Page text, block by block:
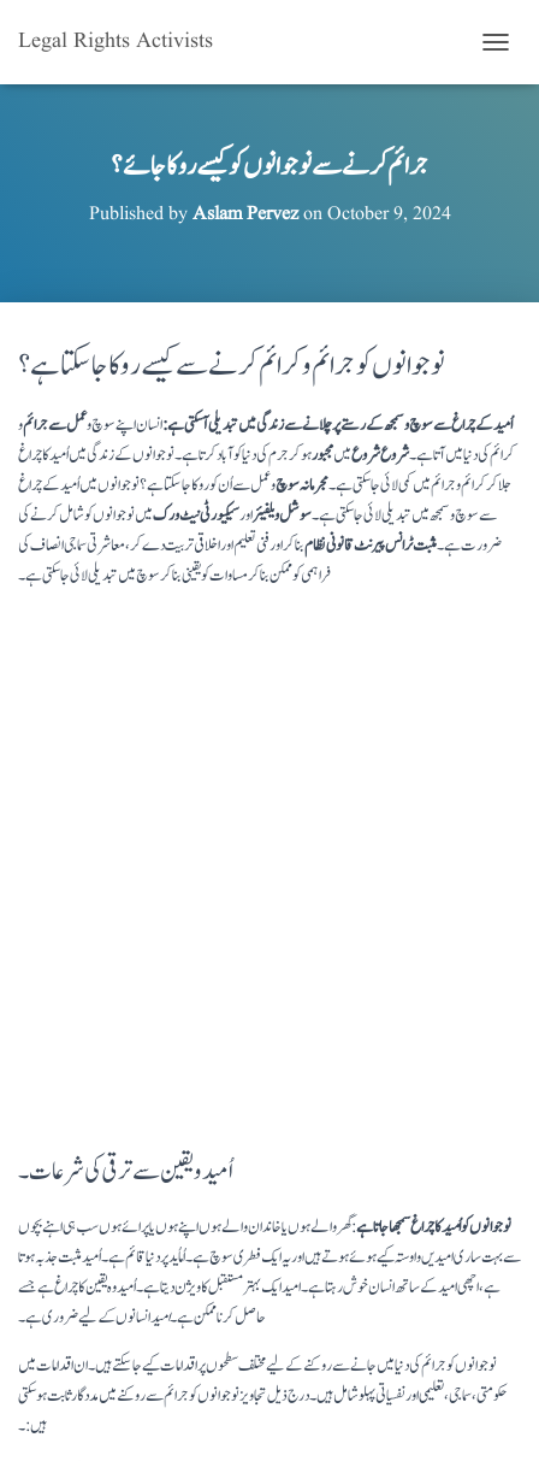
Legal Rights Activists
O
جرائم کرنے سے نوجوانوں کو کیسے روکا جائے؟
Published byAslam PervezonOctober 9, 2024
نوجوانوں کو جرائم و کرائم کرنے سے کیسے روکا جا سکتا ہے؟
اُمید کے چراغ سے سوچ و سمجھ کے رستے پر چلانے سے زندگی میں تبدیلی آسکتی ہے:انسان اپنے سوچ وعمل سے جرائمو
کرائم کی دنیا میں آتا ہے۔شروع شروعمیںمجبورہو کر جرم کی دنیا کو آباد کرتا ہے۔ نوجوانوں کے زندگی میں اُمید کا چراغ
جلا کر کرائم و جرائم میں کمی لائی جا سکتی ہے۔مجرمانہ سوچو عمل سے اُن کو روکا جا سکتا ہے؟ نوجوانوں میں اُمید کے چراغ
سے سوچ و سمجھ میں تبدیلی لائی جا سکتی ہے۔سوشل ویلفیئراورسیکیورٹی نیٹ ورکمیں نوجوانوں کو شامل کرنے کی
ضرورت ہے۔مثبت ٹرانس پیرنٹ قانونی نظامبنا کر اور فنی تعلیم اور اخلاقی تربیت دے کر، معاشرتی سماجی انصاف کی
فراہمی کو ممکن بنا کر مساوات کو یقینی بنا کر سوچ میں تبدیلی لائی جا سکتی ہے۔
اُمید و یقین سے ترقی کی شرعات۔
نوجوانوں کو اُمیدکا چراغ سمجھا جاتا ہے: گھر والے ہوں یا خاندان والے ہوں اپنے ہوں یا پرائے ہوں سب ہی اہنے بچوں
سے بہت ساری امیدیں واوستہ کیے ہوئے ہوتے ہیں اور یہ ایک فطری سوچ ہے۔ اُماُید پر دنیا قائم ہے۔ اُمید مثبت جذبہ ہوتا
ہے، اچھی امید کے ساتھ انسان خوش رہتا ہے۔ امید ایک بہتر مستقبل کا ویژن دیتا ہے ۔ اُمید وہ یقین کا چراغ ہے جسے
حاصل کرنا ممکن ہے۔امیدانسانوںکے
نوجوانوں کو جرائم کی دنیا میں جانے سے روکنے کے لیے مختلف سطحوں پر اقدامات کیے جا سکتے ہیں۔ ان اقدامات میں
حکومتی، سماجی، تعلیمی اور نفسیاتی پہلو شامل ہیں۔ درج ذیل تجاویز نوجوانوں کو جرائم سے روکنے میں مددگار ثابت ہو سکتی
ہیں:۔